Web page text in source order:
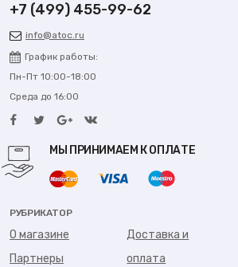
+7 (499) 455-99-62
info@atoc.ru
График работы:
Пн-Пт 10:00-18:00
Среда до 16:00
МЫ ПРИНИМАЕМ К ОПЛАТЕ
РУБРИКАТОР
О магазине
Партнеры
Доставка и
оплата